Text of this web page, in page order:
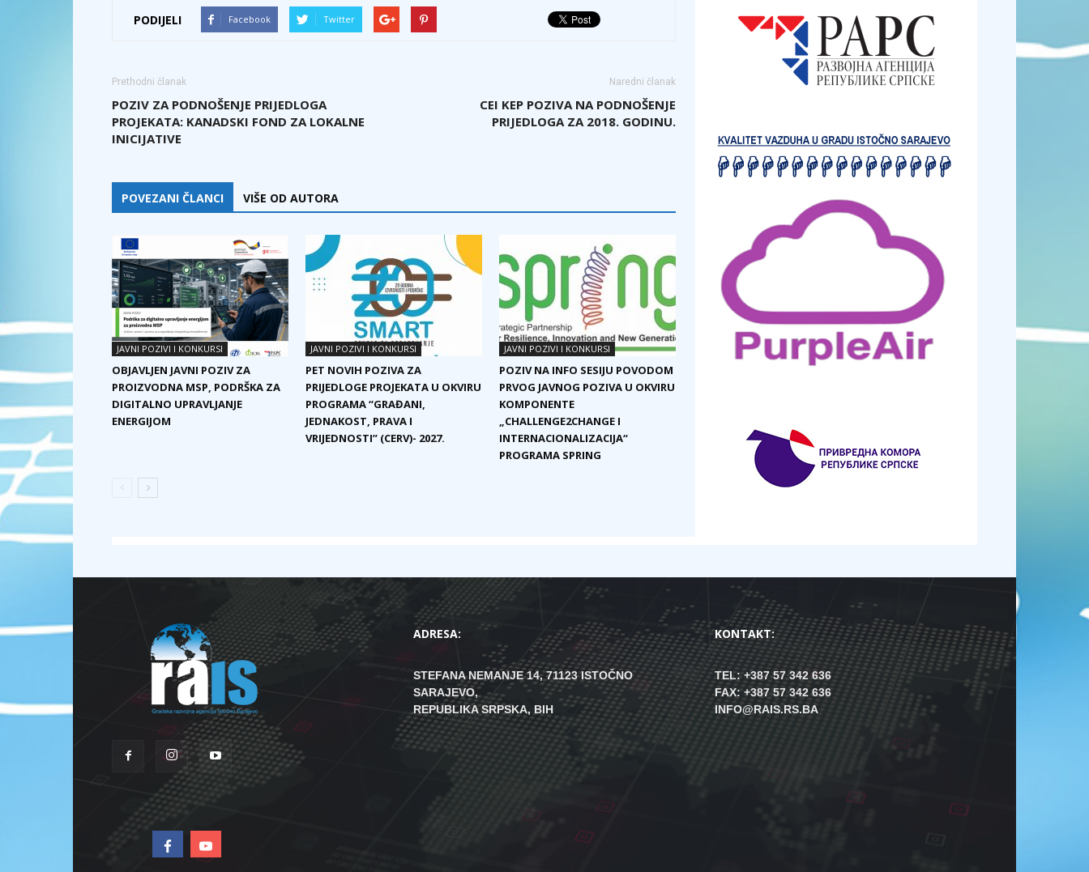
PODIJELI Facebook Twitter
Prethodni članak
POZIV ZA PODNOŠENJE PRIJEDLOGA
PROJEKATA: KANADSKI FOND ZA LOKALNE
INICIJATIVE
Naredni članak
CEI KEP POZIVA NA PODNOŠENJE
PRIJEDLOGA ZA 2018. GODINU.
POVEZANI ČLANCI VIŠE OD AUTORA
JAVNI POZIVI I KONKURSI
OBJAVLJEN JAVNI POZIV ZA
PROIZVODNA MSP, PODRŠKA ZA
DIGITALNO UPRAVLJANJE
ENERGIJOM
JAVNI POZIVI I KONKURSI
PET NOVIH POZIVA ZA
PRIJEDLOGE PROJEKATA U OKVIRU
PROGRAMA “GRAĐANI,
JEDNAKOST, PRAVA I
VRIJEDNOSTI” (CERV)- 2027.
JAVNI POZIVI I KONKURSI
POZIV NA INFO SESIJU POVODOM
PRVOG JAVNOG POZIVA U OKVIRU
KOMPONENTE
„CHALLENGE2CHANGE I
INTERNACIONALIZACIJA“
PROGRAMA SPRING
ADRESA:
STEFANA NEMANJE 14, 71123 ISTOČNO
SARAJEVO,
REPUBLIKA SRPSKA, BIH
KONTAKT:
TEL: +387 57 342 636
FAX: +387 57 342 636
INFO@RAIS.RS.BA